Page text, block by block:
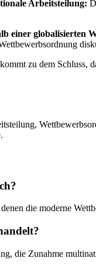
Arbeitsteilung:
einer globalisierten
zu dem
die moderne
die Zunahme